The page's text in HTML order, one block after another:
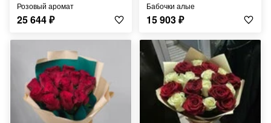
розовый аромат
25 644₽
бабочки алые
15 903₽